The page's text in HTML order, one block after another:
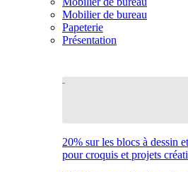
Mobilier de bureau
Papeterie
Présentation
20% sur les blocs à dessin
pour croquis et projets